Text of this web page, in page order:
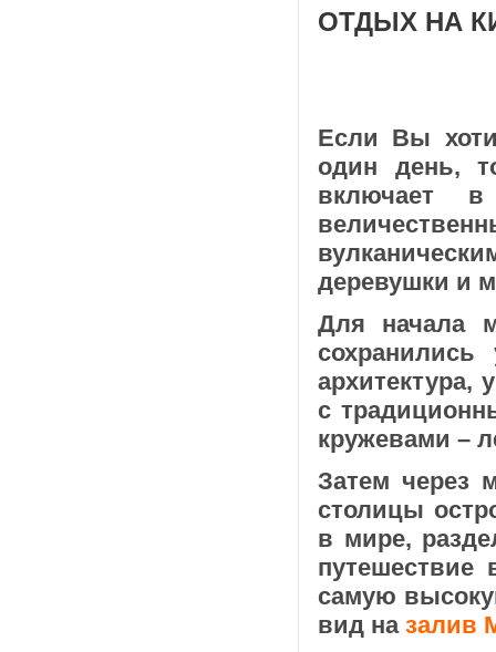
ОТДЫХ НА
Если Вы
один день,
включает
деревушки и
Для начала
сохранились
архитектура,
с
кружевами –
Затем через
столицы
в мире,
самую
вид на залив